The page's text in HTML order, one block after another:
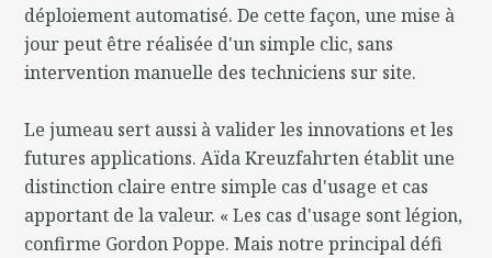
déploiement automatisé. De cette façon, une mise à
jour peut être réalisée d'un simple clic, sans
intervention manuelle des techniciens sur site.
Le jumeau sert aussi à valider les innovations et les
futures applications. Aïda Kreuzfahrten établit une
distinction claire entre simple cas d'usage et cas
apportant de la valeur. « Les cas d'usage sont légion,
confirme Gordon Poppe. Mais notre principal défi